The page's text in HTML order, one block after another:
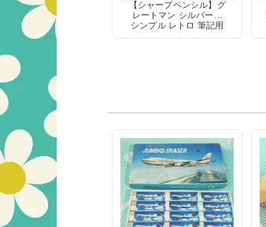
【シャープペンシル】グ
レートマン シルバー軸
シンプル レトロ 筆記用